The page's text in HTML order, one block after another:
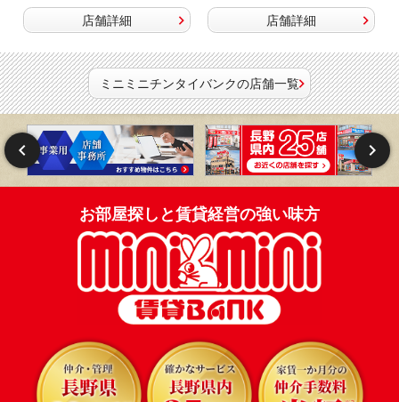
店舗詳細
店舗詳細
ミニミニチンタイバンクの店舗一覧
お部屋探しと賃貸経営の強い味方